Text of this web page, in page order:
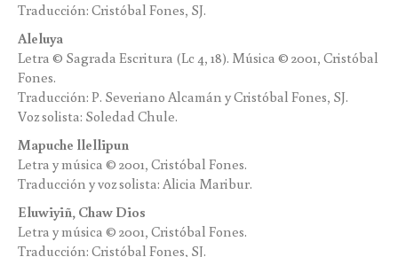
Traducción: Cristóbal Fones, SJ.
Aleluya
Letra © Sagrada Escritura (Lc 4, 18). Música © 2001, Cristóbal
Fones.
Traducción: P. Severiano Alcamán y Cristóbal Fones, SJ.
Voz solista: Soledad Chule.
Mapuche llellipun
Letra y música © 2001, Cristóbal Fones.
Traducción y voz solista: Alicia Maribur.
Eluwiyiñ, Chaw Dios
Letra y música © 2001, Cristóbal Fones.
Traducción: Cristóbal Fones, SJ.